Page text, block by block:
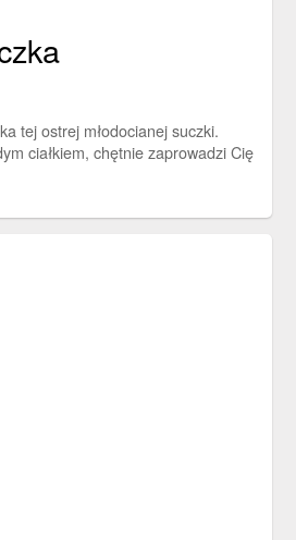
tej ostrej młodocianej suczki.
ciałkiem, chętnie zaprowadzi Cię